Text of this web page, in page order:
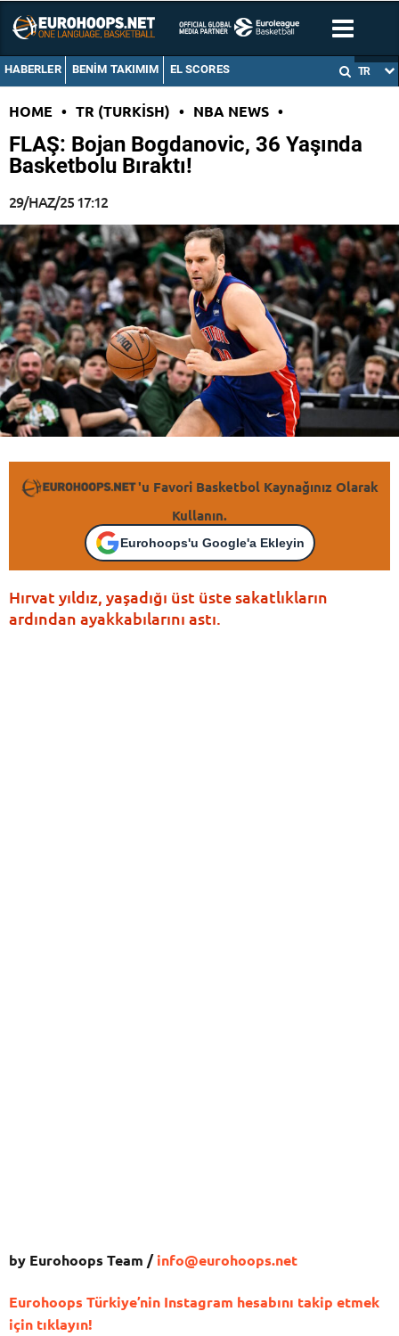
HABERLER BENIM TAKIMIM EL SCORES TR
HOME • TR (TURKISH) • NBA NEWS •
FLAŞ: Bojan Bogdanovic, 36 Yaşında
Basketbolu Bıraktı!
29/HAZ/25 17:12
'u Favori Basketbol Kaynağınız Olarak
Kullanın.
Eurohoops'u Google'a Ekleyin
Hırvat yıldız, yaşadığı üst üste sakatlıkların
ardından ayakkabılarını astı.
by Eurohoops Team /info@eurohoops.net
Eurohoops Türkiye’nin Instagram hesabını takip etmek
için tıklayın!